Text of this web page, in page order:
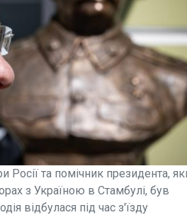
та помічник президента,
з Україною в Стамбулі, був
відбулася під час з'їзду